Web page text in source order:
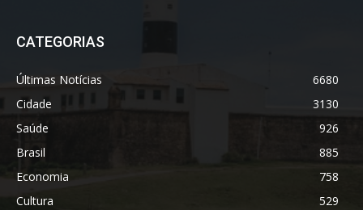
CATEGORIAS
Últimas Notícias
6680
Cidade
3130
Saúde
926
Brasil
885
Economia
758
Cultura
529